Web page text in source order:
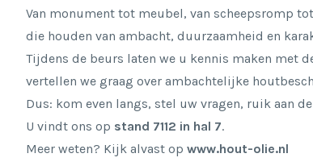
Van monument tot meubel, van scheepsromp
die houden van ambacht, duurzaamheid en
Tijdens de beurs laten we u kennis maken met
vertellen we graag over ambachtelijke
Dus: kom even langs, stel uw vragen, ruik aan
U vindt ons op stand 7112 in hal 7.
Meer weten? Kijk alvast op www.hout-olie.nl